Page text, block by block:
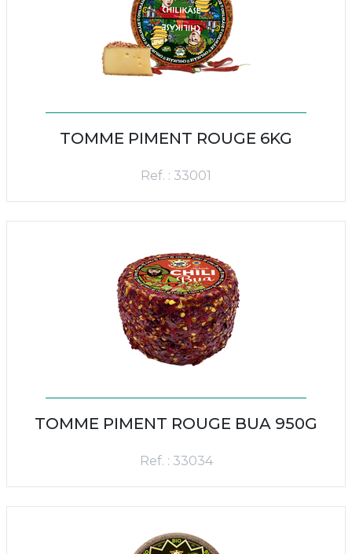
TOMME PIMENT ROUGE 6KG
Ref. : 33001
TOMME PIMENT ROUGE BUA 950G
Ref. : 33034